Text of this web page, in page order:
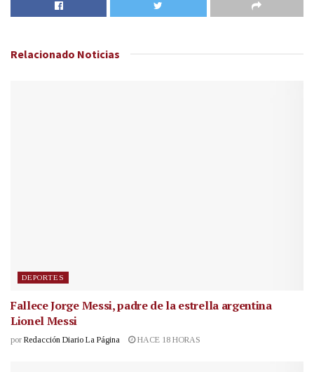
Relacionado Noticias
DEPORTES
Fallece Jorge Messi, padre de la estrella argentina
Lionel Messi
por Redacción Diario La Página HACE 18 HORAS